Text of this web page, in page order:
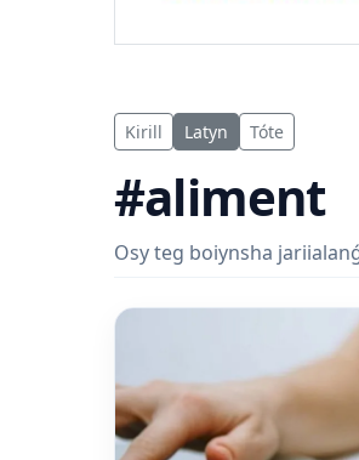
Kirill Latyn Tóte
#aliment
Osy teg boiynsha